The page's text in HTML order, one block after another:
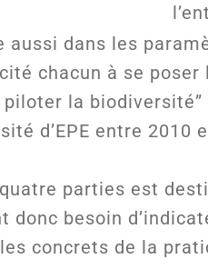
aussi dans les
chacun à se
piloter la
d’EPE entre 2010
parties est
donc besoin
concrets de la